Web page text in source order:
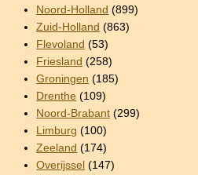
Noord-Holland (899)
Zuid-Holland (863)
Flevoland (53)
Friesland (258)
Groningen (185)
Drenthe (109)
Noord-Brabant (299)
Limburg (100)
Zeeland (174)
Overijssel (147)